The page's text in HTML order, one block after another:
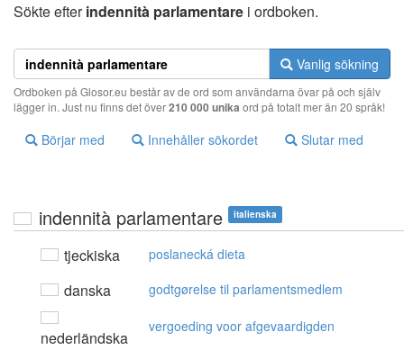
Sökte efterindennità parlamentare i ordboken.
Vanlig sökning
Ordboken på Glosor.eu består av de ord som användarna övar på och själv
lägger in. Just nu finns det över210 000 unika ord på totalt mer än 20 språk!
Börjar med Innehåller sökordet Slutar med
indennità parlamentare italienska
tjeckiska poslanecká dieta
danska godtgørelse til parlamentsmedlem
nederländska
vergoeding voor afgevaardigden